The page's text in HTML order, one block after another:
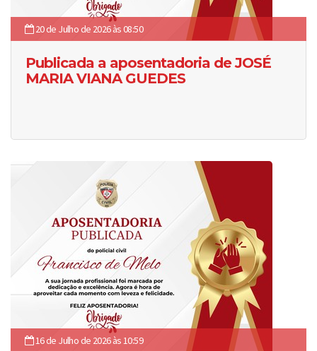
20 de Julho de 2026 às 08:50
Publicada a aposentadoria de JOSÉ
MARIA VIANA GUEDES
16 de Julho de 2026 às 10:59